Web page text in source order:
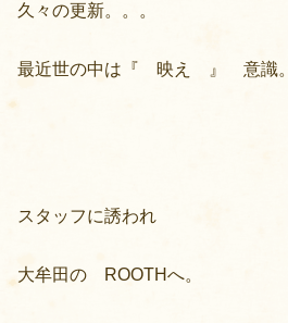
久々の更新。。。
最近世の中は『 映え 』 意識。
スタッフに誘われ
大牟田の ROOTHへ。